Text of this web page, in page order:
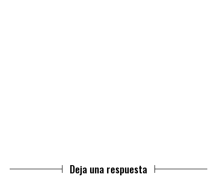
Deja una respuesta